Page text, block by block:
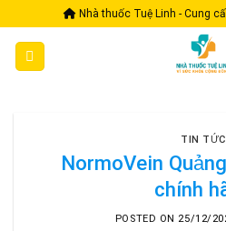
to
content
Nhà thuốc Tuệ Linh - Cung
TIN TỨC
NormoVein
chính
POSTED ON 25/12/